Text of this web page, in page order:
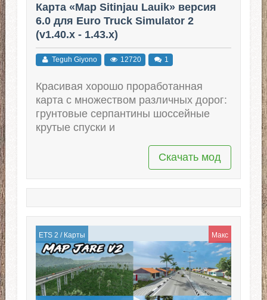
Карта «Map Sitinjau Lauik» версия
6.0 для Euro Truck Simulator 2
(v1.40.x - 1.43.x)
Teguh Giyono 12720 1
Красивая хорошо проработанная
карта с множеством различных дорог:
грунтовые серпантины шоссейные
крутые спуски и
Скачать мод
ETS 2 / Карты Макс